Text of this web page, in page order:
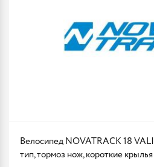
Велосипед NOVATRACK 18
тип, тормоз нож, короткие